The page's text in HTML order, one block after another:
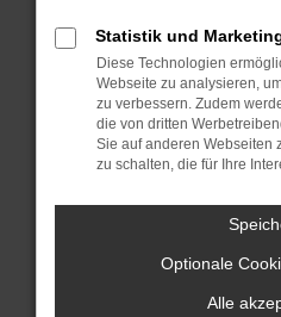
Manche Erweiterungen,
können das Laden
verhindern.
anderen Browser oder
Fenster?
Starte dein Gerät neu.
Das kann manchmal
Probleme zu beheben.
Stelle sicher, dass
Statistik und
Diese Technologien
Webseite zu analysieren,
zu verbessern. Zudem
die von dritten
Sie auf anderen Webseiten
zu schalten, die für Ihre
Optionale
Alle